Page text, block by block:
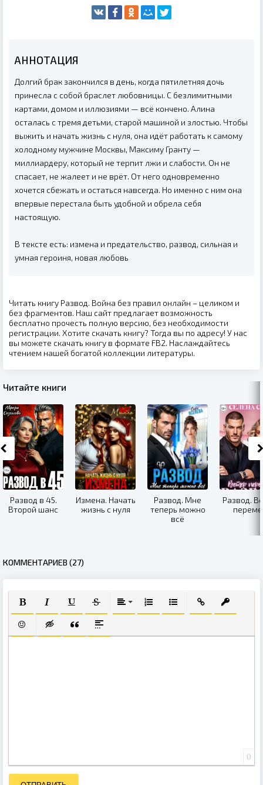
АННОТАЦИЯ
Долгий брак закончился в день, когда пятилетняя дочь
принесла с собой браслет любовницы. С безлимитными
картами, домом и иллюзиями — всё кончено. Алина
осталась с тремя детьми, старой машиной и злостью. Чтобы
выжить и начать жизнь с нуля, она идёт работать к самому
холодному мужчине Москвы, Максиму Гранту —
миллиардеру, который не терпит лжи и слабости. Он не
спасает, не жалеет и не врёт. От него одновременно
хочется сбежать и остаться навсегда. Но именно с ним она
впервые перестала быть удобной и обрела себя
настоящую.
В тексте есть: измена и предательство, развод, сильная и
умная героиня, новая любовь
Читать книгу Развод. Война без правил онлайн – целиком и
без фрагментов. Наш сайт предлагает возможность
бесплатно прочесть полную версию, без необходимости
регистрации. Хотите скачать книгу? Тогда вы по адресу! У нас
вы можете скачать книгу в формате FB2. Наслаждайтесь
чтением нашей богатой коллекции литературы.
Читайте книги
Развод в 45.
Второй шанс
Измена. Начать
жизнь с нуля
Развод. Мне
теперь можно
всё
Развод.
КОММЕНТАРИЕВ (27)
ПОЛУЖИРНЫЙ
КУРСИВПОДЧЕРКНУТЫЙ
ЗАЧЕРКНУТЫЙВЫРАВНИВАНИЕ
НУМЕРОВАННЫЙ СПИСОК
МАРКИРОВАННЫЙ
ВСТАВИТЬ
ВСТАВИТЬ СМАЙЛИК
ВСТАВКА СКРЫТОГО ТЕКСТА
ВСТАВКА ЦИТАТЫ
ВСТАВКА СПОЙЛЕРА
0